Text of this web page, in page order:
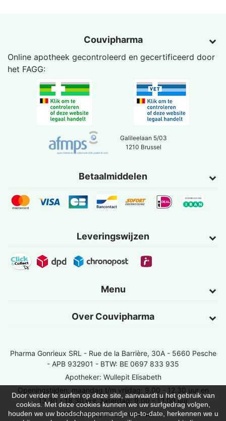
Couvipharma
Online apotheek gecontroleerd en gecertificeerd door
het FAGG:
Galileelaan 5/03
1210 Brussel
Betaalmiddelen
Leveringswijzen
Menu
Over Couvipharma
Door verder te surfen op deze site, aanvaardt u het gebruik van
cookies. Met deze cookies kunnen we uw surfgedrag volgen,
houden we uw boodschappenmandje up-to-date, herkennen we u
Pharma Gonrieux SRL - Rue de la Barrière, 30A - 5660 Pesche
- APB 932901 - BTW: BE 0697 833 935
Apotheker: Wullepit Elisabeth
Openingstijden: maandag t/m vrijdag: 9.00 - 12.30 uur en
13.30 - 18.30 uur, zaterdag: 9.00 - 12.00 uur
Vind een apotheek van wacht